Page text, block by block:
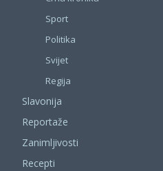
Sport
Politika
Svijet
Regija
Slavonija
Reportaže
Zanimljivosti
Recepti